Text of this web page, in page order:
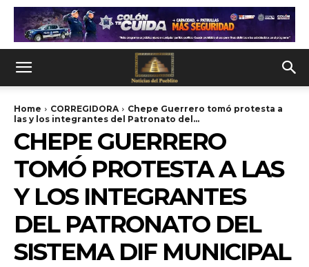
Home CORREGIDORA
Chepe Guerrero tomó protesta a
las y los integrantes del Patronato del...
CHEPE GUERRERO
TOMÓ PROTESTA A LAS
Y LOS INTEGRANTES
DEL PATRONATO DEL
SISTEMA DIF MUNICIPAL